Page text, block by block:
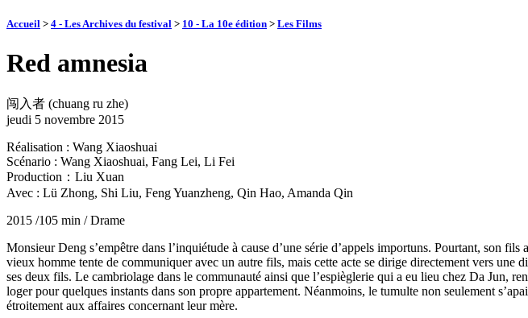
Accueil > 4 - Les Archives du festival > 10 - La 10e édition > Les Films
Red amnesia
闯入者 (chuang ru zhe)
jeudi 5 novembre 2015
Réalisation : Wang Xiaoshuai
Scénario : Wang Xiaoshuai, Fang Lei, Li Fei
Production：Liu Xuan
Avec : Lü Zhong, Shi Liu, Feng Yuanzheng, Qin Hao, Amanda Qin
2015 /105 min / Drame
Monsieur Deng s’empêtre dans l’inquiétude à cause d’une série d’appels importuns. Pourtant, son
vieux homme tente de communiquer avec un autre fils, mais cette acte se dirige directement vers
ses deux fils. Le cambriolage dans le communauté ainsi que l’espièglerie qui a eu lieu chez Da Jun,
loger pour quelques instants dans son propre appartement. Néanmoins, le tumulte non seulement
étroitement aux affaires concernant leur mère.